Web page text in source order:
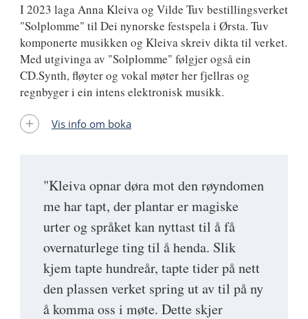
"Kleiva opnar døra mot den røyndomen
me har tapt, der plantar er magiske
urter og språket kan nyttast til å få
overnaturlege ting til å henda. Slik
kjem tapte hundreår, tapte tider på nett
den plassen verket spring ut av til på ny
å komma oss i møte. Dette skjer
I 2023 laga Anna Kleiva og Vilde Tuv bestillingsverket
"Solplomme" til Dei nynorske festspela i Ørsta. Tuv
komponerte musikken og Kleiva skreiv dikta til verket.
Med utgivinga av "Solplomme" følgjer også ein
CD.Synth, fløyter og vokal møter her fjellras og
regnbyger i ein intens elektronisk musikk.
Vis info om boka